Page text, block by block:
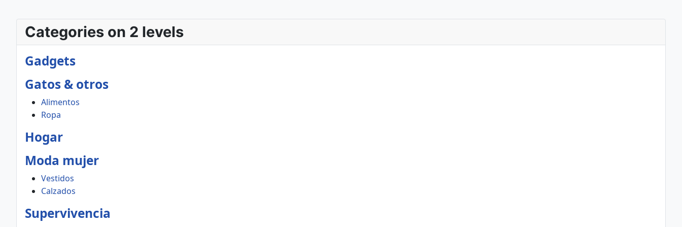
Categories on 2 levels
Gadgets
Gatos & otros
Alimentos
Ropa
Hogar
Moda mujer
Vestidos
Calzados
Supervivencia